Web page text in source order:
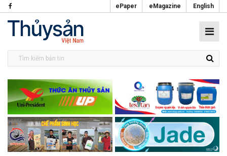
ePaper eMagazine English